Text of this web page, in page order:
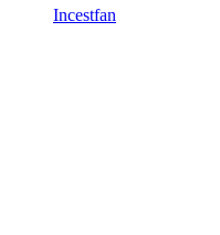
Incestfan